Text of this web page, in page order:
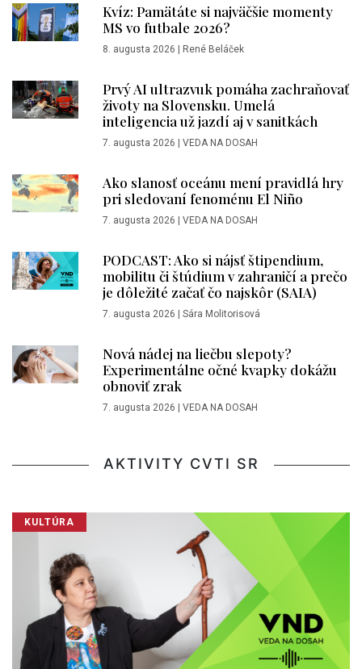
Kvíz: Pamätáte si najväčšie momenty
MS vo futbale 2026?
8. augusta 2026 René Beláček
Prvý AI ultrazvuk pomáha zachraňovať
životy na Slovensku. Umelá
inteligencia už jazdí aj v sanitkách
7. augusta 2026 VEDA NA DOSAH
Ako slanosť oceánu mení pravidlá hry
pri sledovaní fenoménu El Niño
7. augusta 2026 VEDA NA DOSAH
PODCAST: Ako si nájsť štipendium,
mobilitu či štúdium v zahraničí a prečo
je dôležité začať čo najskôr (SAIA)
7. augusta 2026 Sára Molitorisová
Nová nádej na liečbu slepoty?
Experimentálne očné kvapky dokážu
obnoviť zrak
7. augusta 2026 VEDA NA DOSAH
AKTIVITY CVTI SR
KULTÚRA